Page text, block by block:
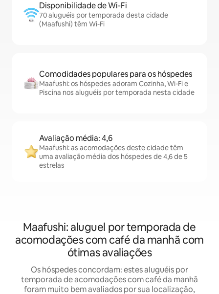
Disponibilidade de Wi-Fi
70 aluguéis por temporada desta cidade
(Maafushi) têm Wi-Fi
Comodidades populares para os hóspedes
Maafushi: os hóspedes adoram Cozinha, Wi-Fi e
Piscina nos aluguéis por temporada nesta cidade
Avaliação média: 4,6
Maafushi: as acomodações deste cidade têm
uma avaliação média dos hóspedes de 4,6 de 5
estrelas
Maafushi: aluguel por temporada de
acomodações com café da manhã com
ótimas avaliações
Os hóspedes concordam: estes aluguéis por
temporada de acomodações com café da manhã
foram muito bem avaliados por sua localização,